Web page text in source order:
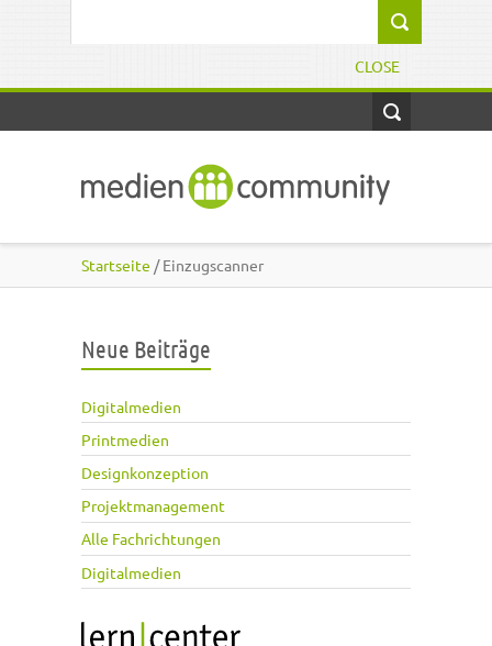
CLOSE
Startseite / Einzugscanner
Neue Beiträge
Digitalmedien
Printmedien
Designkonzeption
Projektmanagement
Alle Fachrichtungen
Digitalmedien